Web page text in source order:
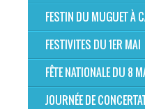
FESTIN DU MUGUET À
FESTIVITES DU 1ER MAI
FÊTE NATIONALE DU 8
JOURNÉE DE